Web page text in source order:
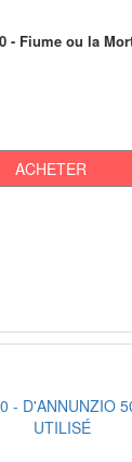
- Fiume ou la
ACHETER